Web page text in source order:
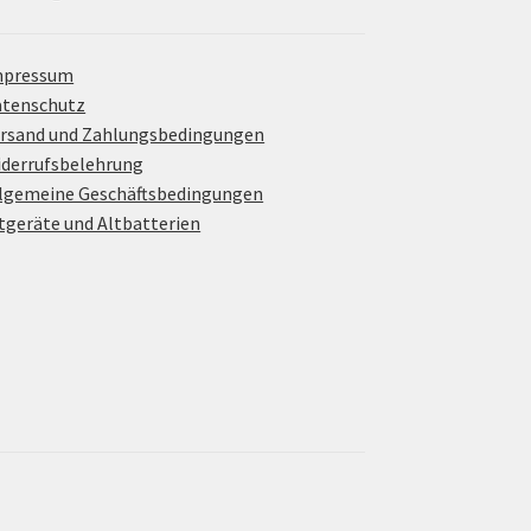
und Zahlungsbedingungen
Geschäftsbedingungen
und Altbatterien